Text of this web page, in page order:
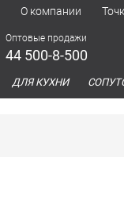
О компании
Оптовые продажи
44 500-8-500
ДЛЯ КУХНИ